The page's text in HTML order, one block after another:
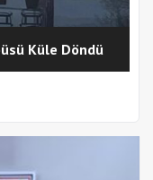
Küle Döndü